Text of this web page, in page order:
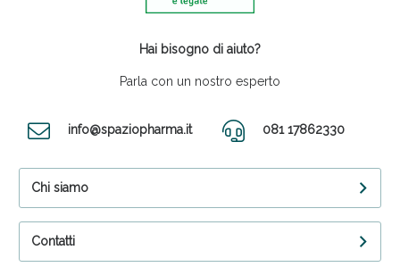
Hai bisogno di aiuto?
Parla con un nostro esperto
info@spaziopharma.it 081 17862330
Chi siamo
Contatti